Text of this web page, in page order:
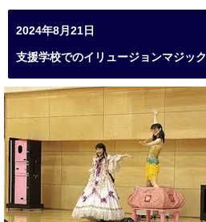
2024年8月21日
支援学校でのイリュージョンマジック